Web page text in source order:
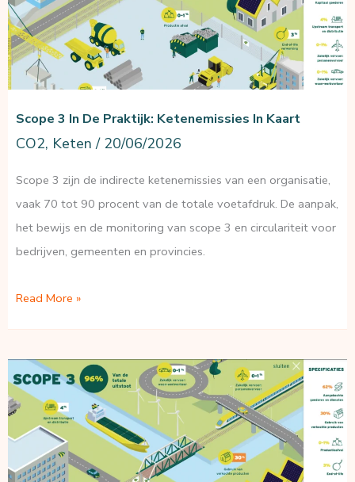
Scope 3 In De Praktijk: Ketenemissies In Kaart
CO2, Keten / 20/06/2026
Scope 3 zijn de indirecte ketenemissies van een organisatie,
vaak 70 tot 90 procent van de totale voetafdruk. De aanpak,
het bewijs en de monitoring van scope 3 en circulariteit voor
bedrijven, gemeenten en provincies.
Scope
praktijk:
ketenemissies
in
kaart
Read More »